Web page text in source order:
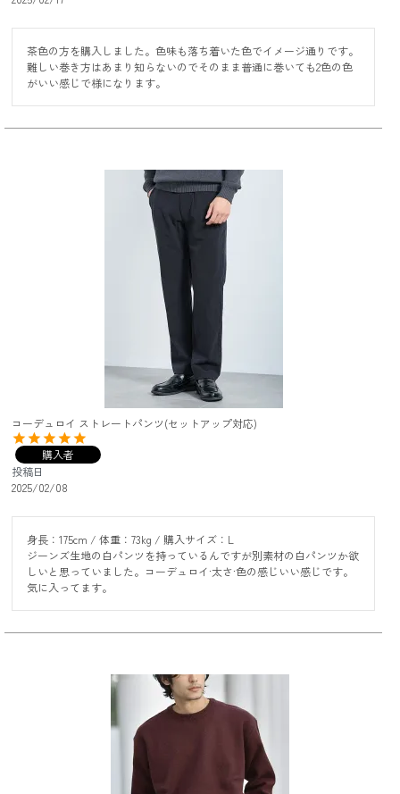
茶色の方を購入しました。色味も落ち着いた色でイメージ通りです。
難しい巻き方はあまり知らないのでそのまま普通に巻いても2色の色
がいい感じで様になります。
コーデュロイ ストレートパンツ(セットアップ対応)
購入者
投稿日
2025/02/08
身長：175cm / 体重：73kg / 購入サイズ：L
ジーンズ生地の白パンツを持っているんですが別素材の白パンツか欲
しいと思っていました。コーデュロイ·太さ·色の感じいい感じです。
気に入ってます。